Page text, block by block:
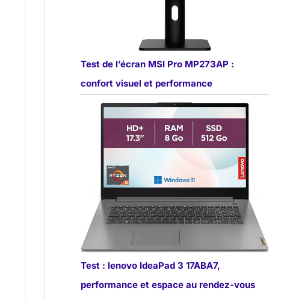
Test de l’écran MSI Pro MP273AP :
confort visuel et performance
Test : lenovo IdeaPad 3 17ABA7,
performance et espace au rendez-vous